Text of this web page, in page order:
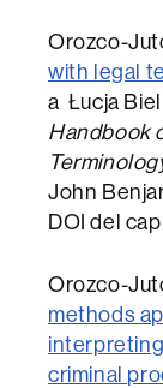
Orozco-
with legal
a Łucja
Handbook
John
DOI del
Orozco-
methods
criminal